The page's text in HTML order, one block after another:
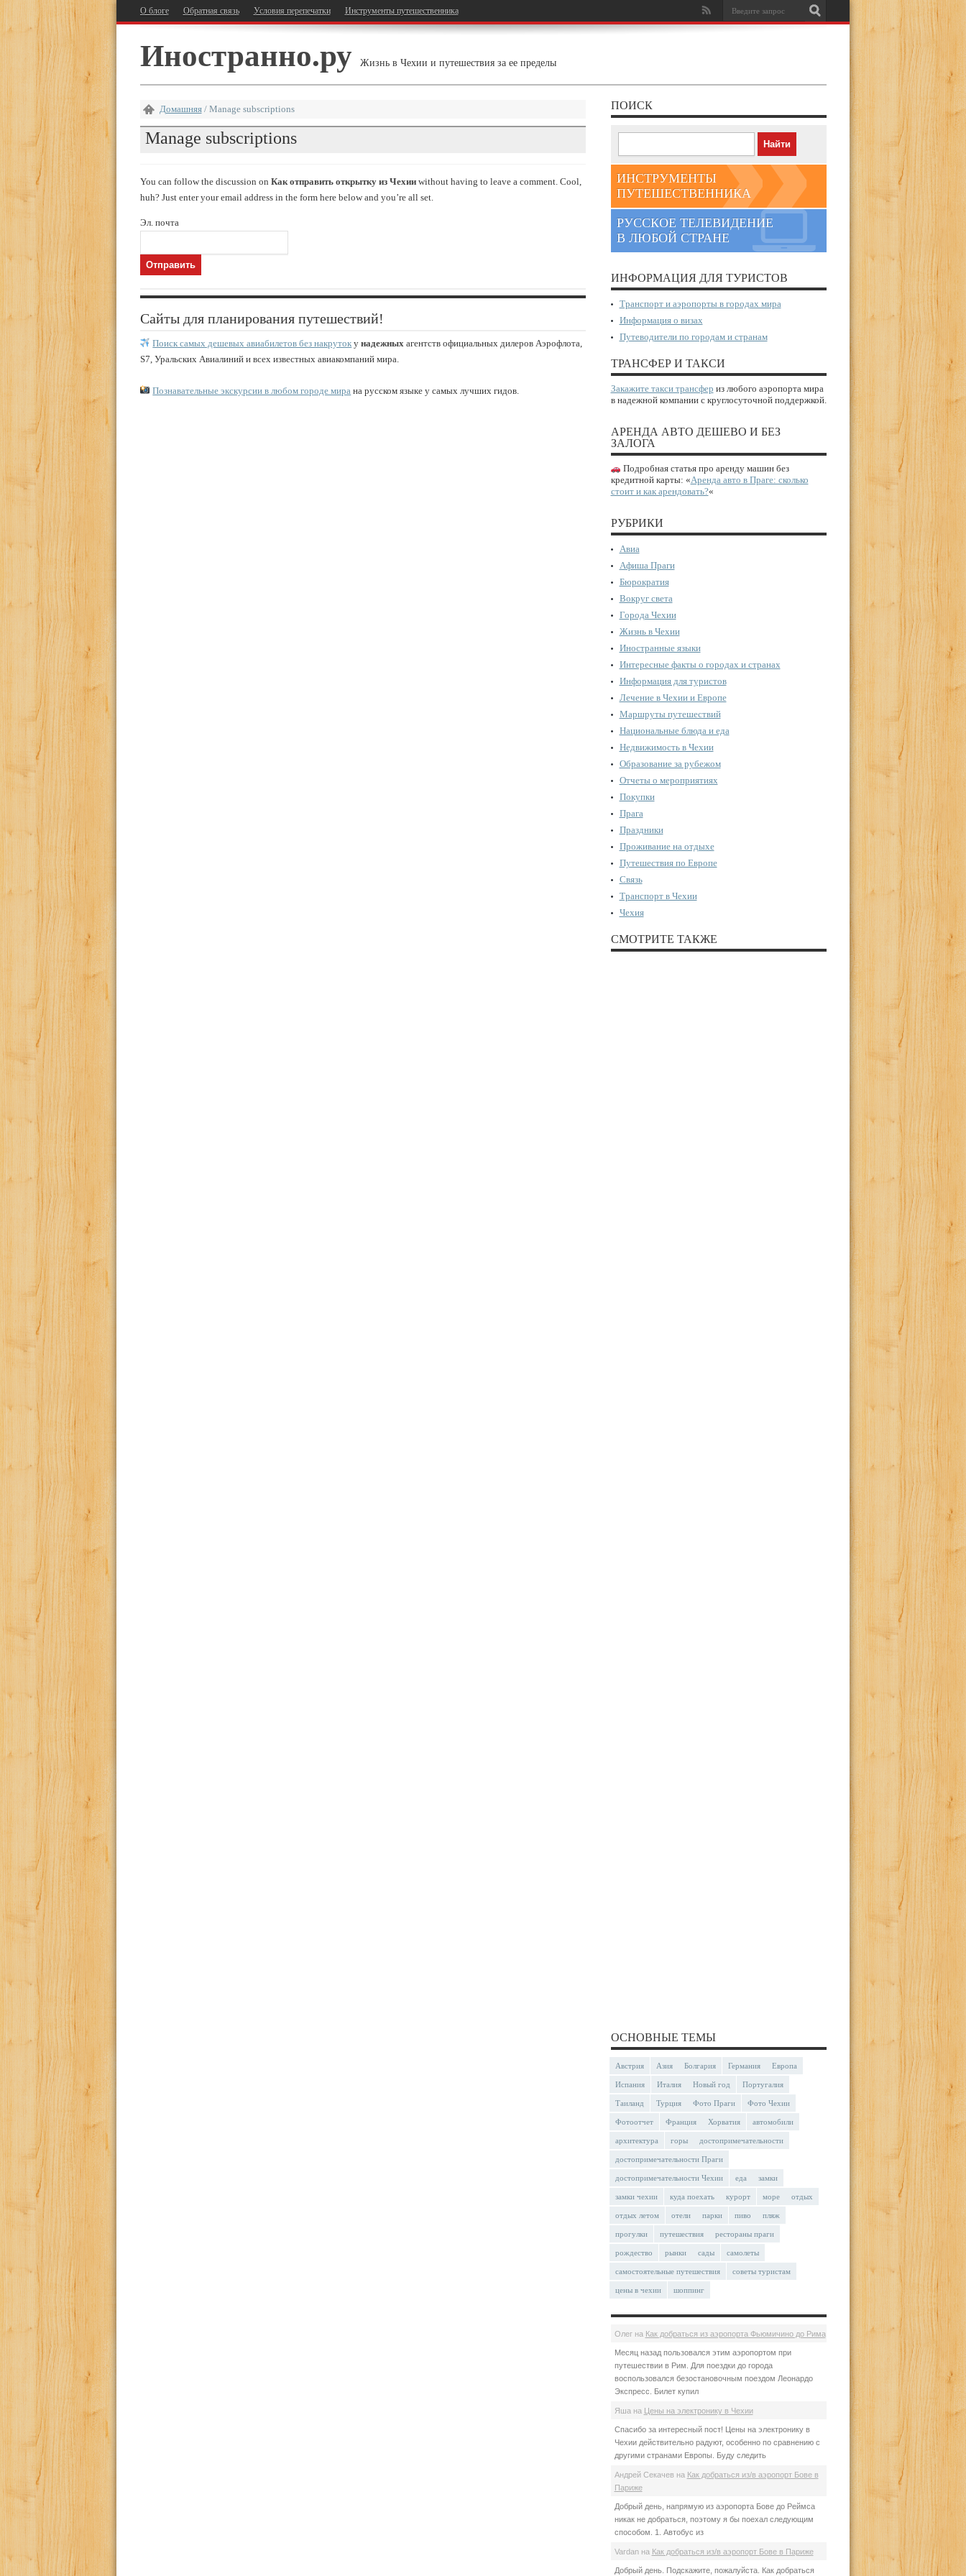
О блоге Обратная связь Условия перепечатки Инструменты путешественника
Иностранно.ру Жизнь в Чехии и путешествия за ее пределы
Домашняя/ Manage subscriptions
Manage subscriptions
You can follow the discussion on Как отправить открытку из Чехииwithout having to leave a comment. Cool,
huh? Just enter your email address in the form here below and you’re all set.
Эл. почта
Сайты для планирования путешествий!
Поиск самых дешевых авиабилетов без накруток унадежных агентств официальных дилеров Аэрофлота,
S7, Уральских Авиалиний и всех известных авиакомпаний мира.
Познавательные экскурсии в любом городе мира на русском языке у самых лучших гидов.
ПОИСК
ИНСТРУМЕНТЫ
ПУТЕШЕСТВЕННИКА
РУССКОЕ ТЕЛЕВИДЕНИЕ
В ЛЮБОЙ СТРАНЕ
ИНФОРМАЦИЯ ДЛЯ ТУРИСТОВ
Транспорт и аэропорты в городах мира
Информация о визах
Путеводители по городам и странам
ТРАНСФЕР И ТАКСИ
Закажите такси трансфер из любого аэропорта мира
в надежной компании с круглосуточной поддержкой.
АРЕНДА АВТО ДЕШЕВО И БЕЗ
ЗАЛОГА
Подробная статья про аренду машин без
кредитной карты: «Аренда авто в Праге: сколько
стоит и как арендовать?«
РУБРИКИ
Авиа
Афиша Праги
Бюрократия
Вокруг света
Города Чехии
Жизнь в Чехии
Иностранные языки
Интересные факты о городах и странах
Информация для туристов
Лечение в Чехии и Европе
Маршруты путешествий
Национальные блюда и еда
Недвижимость в Чехии
Образование за рубежом
Отчеты о мероприятиях
Покупки
Прага
Праздники
Проживание на отдыхе
Путешествия по Европе
Связь
Транспорт в Чехии
Чехия
СМОТРИТЕ ТАКЖЕ
ОСНОВНЫЕ ТЕМЫ
Австрия Азия Болгария Германия Европа
Испания Италия Новый год Португалия
Таиланд Турция Фото Праги Фото Чехии
Фотоотчет Франция Хорватия автомобили
архитектура горы достопримечательности
достопримечательности Праги
достопримечательности Чехии еда замки
замки чехии куда поехать курорт море отдых
отдых летом отели парки пиво пляж
прогулки путешествия рестораны праги
рождество рынки сады самолеты
самостоятельные путешествия советы туристам
цены в чехии шоппинг
Олегна Как добраться из аэропорта Фьюмичино до Рима
Месяц назад пользовался этим аэропортом при
путешествии в Рим. Для поездки до города
воспользовался безостановочным поездом Леонардо
Экспресс. Билет купил
Яша на Цены на электронику в Чехии
Спасибо за интересный пост! Цены на электронику в
Чехии действительно радуют, особенно по сравнению с
другими странами Европы. Буду следить
Андрей Секачев на Как добраться из/в аэропорт Бове в
Париже
Добрый день, напрямую из аэропорта Бове до Реймса
никак не добраться, поэтому я бы поехал следующим
способом. 1. Автобус из
Vardanна Как добраться из/в аэропорт Бове в Париже
Добрый день. Подскажите, пожалуйста. Как добраться